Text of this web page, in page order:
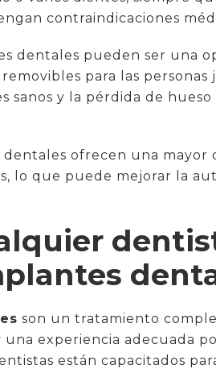
contraindicaciones
dentales pueden ser una
para las personas
sanos y la pérdida de
dentales ofrecen una mayor
lo que puede mejorar la
son un tratamiento
una experiencia adecuada
están capacitados